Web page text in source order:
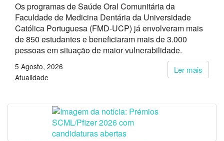
Os programas de Saúde Oral Comunitária da
Faculdade de Medicina Dentária da Universidade
Católica Portuguesa (FMD-UCP) já envolveram mais
de 850 estudantes e beneficiaram mais de 3.000
pessoas em situação de maior vulnerabilidade.
Ler mais
5 Agosto, 2026
Atualidade